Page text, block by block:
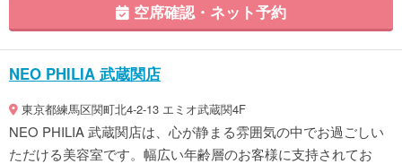
空席確認・ネット予約
NEO PHILIA 武蔵関店
東京都練馬区関町北4-2-13 エミオ武蔵関4F
NEO PHILIA 武蔵関店は、心が静まる雰囲気の中でお過ごしい
ただける美容室です。幅広い年齢層のお客様に支持されてお